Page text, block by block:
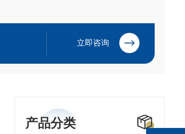
立即咨询
产品分类